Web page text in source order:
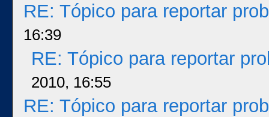
RE: Tópico para reportar
16:39
RE: Tópico para reportar
2010, 16:55
RE: Tópico para reportar